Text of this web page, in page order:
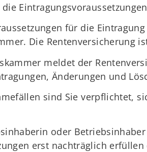
für die
Die Rentenversicherung
meldet der
Änderungen und
sind Sie verpflichtet,
oder
erst nachträglich erfüllen